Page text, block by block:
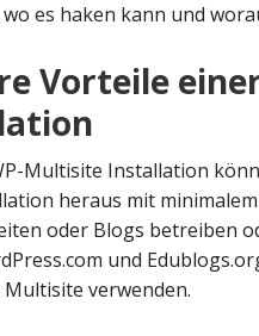
es haken kann und
Vorteile
Multisite Installation
heraus mit
oder Blogs betreiben
und
verwenden.